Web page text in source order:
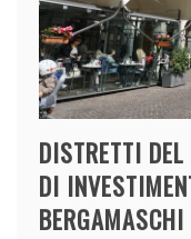
DISTRETTI
DI
BERGAMASCHI